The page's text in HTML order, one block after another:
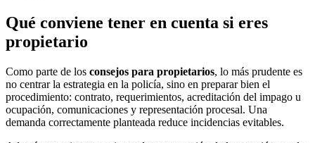
Qué conviene tener en cuenta si eres
propietario
Como parte de los consejos para propietarios, lo más prudente es
no centrar la estrategia en la policía, sino en preparar bien el
procedimiento: contrato, requerimientos, acreditación del impago u
ocupación, comunicaciones y representación procesal. Una
demanda correctamente planteada reduce incidencias evitables.